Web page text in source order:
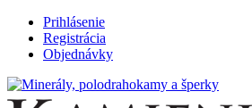
Prihlásenie
Registrácia
Objednávky